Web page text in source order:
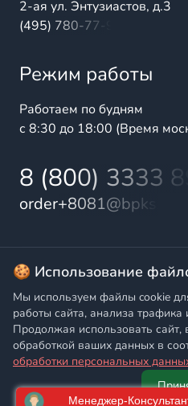
Главная Написать
2-ая ул. Энтузиастов, д.3
(495) 780-77-98
Режим работы
Работаем по будням
с 8:30 до 18:00 (Время
8 (800) 3333
order+8081@bpks.ru
© 2025 БалтПромКомплект
высококачественной
бытового
Политика
🍪 Использование
Мы используем файлы cookie
работы сайта, анализа трафика
Продолжая использовать сайт,
обработкой ваших данных в
обработки персональных